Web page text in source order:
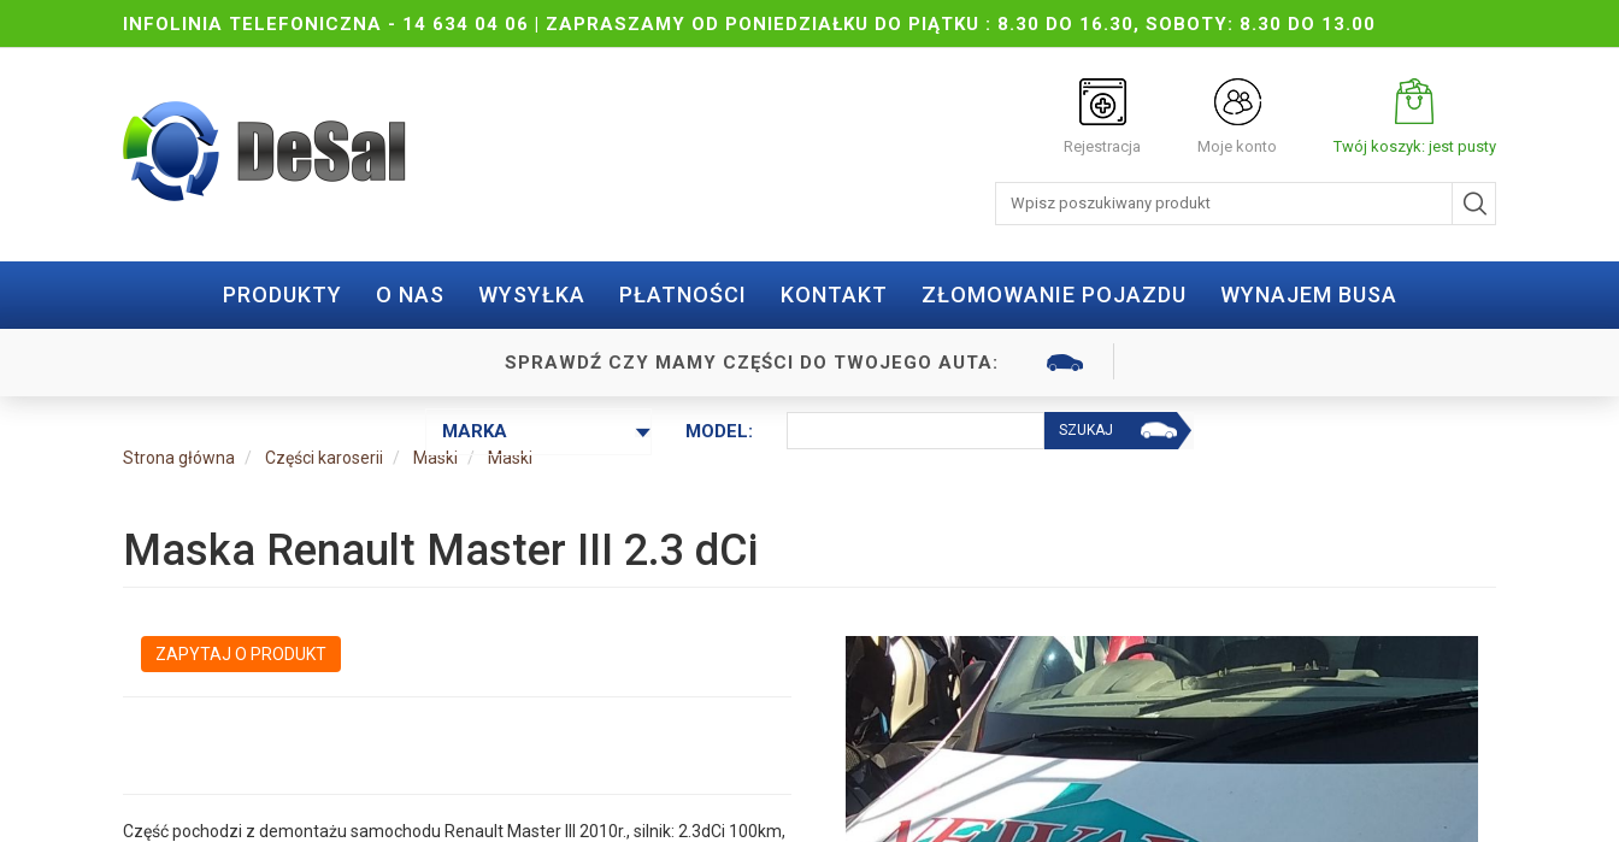
INFOLINIA TELEFONICZNA - 14 634 04 06 | ZAPRASZAMY OD PONIEDZIAŁKU DO PIĄTKU : 8.30 DO 16.30, SOBOTY: 8.30 DO 13.00
Rejestracja Moje konto Twój koszyk: jest pusty
PRODUKTY O NAS WYSYŁKA PŁATNOŚCI KONTAKT ZŁOMOWANIE POJAZDU WYNAJEM BUSA
SPRAWDŹ CZY MAMY CZĘŚCI DO TWOJEGO AUTA:
MODEL:
Strona główna Części karoserii Maski Maski
Maska Renault Master III 2.3 dCi
ZAPYTAJ O PRODUKT
Część pochodzi z demontażu samochodu Renault Master III 2010r., silnik: 2.3dCi 100km,